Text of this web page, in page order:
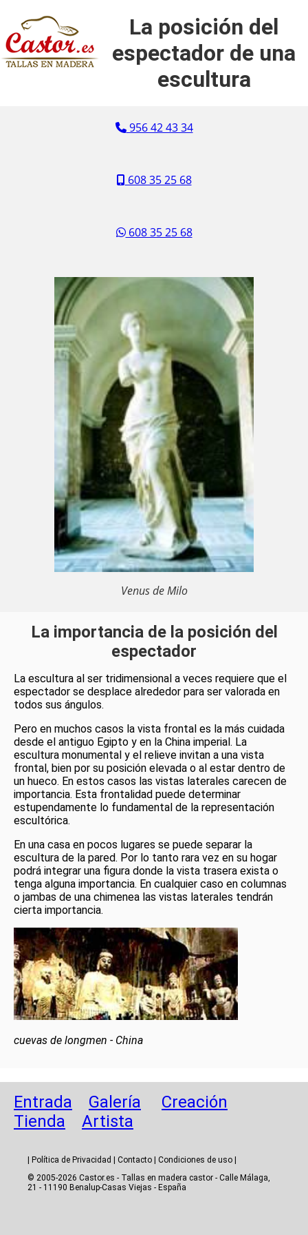
La posición del
espectador de una
escultura
956 42 43 34
608 35 25 68
608 35 25 68
Venus de Milo
La importancia de la posición del
espectador
La escultura al ser tridimensional a veces requiere que el
espectador se desplace alrededor para ser valorada en
todos sus ángulos.
Pero en muchos casos la vista frontal es la más cuidada
desde el antiguo Egipto y en la China imperial. La
escultura monumental y el relieve invitan a una vista
frontal, bien por su posición elevada o al estar dentro de
un hueco. En estos casos las vistas laterales carecen de
importancia. Esta frontalidad puede determinar
estupendamente lo fundamental de la representación
escultórica.
En una casa en pocos lugares se puede separar la
escultura de la pared. Por lo tanto rara vez en su hogar
podrá integrar una figura donde la vista trasera exista o
tenga alguna importancia. En cualquier caso en columnas
o jambas de una chimenea las vistas laterales tendrán
cierta importancia.
cuevas de longmen - China
Entrada Galería
Creación
Tienda
Artista
Política de Privacidad Contacto Condiciones de uso
© 2005-2026 Castor.es - Tallas en madera castor - Calle Málaga,
21 - 11190 Benalup-Casas Viejas - España